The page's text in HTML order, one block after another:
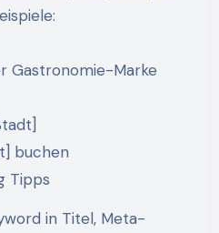
Gastronomie-Marke
buchen
Tipps
in Titel, Meta-